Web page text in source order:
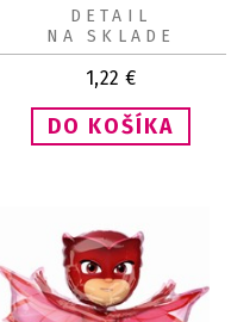
1,22 €
DETAIL
NA SKLADE